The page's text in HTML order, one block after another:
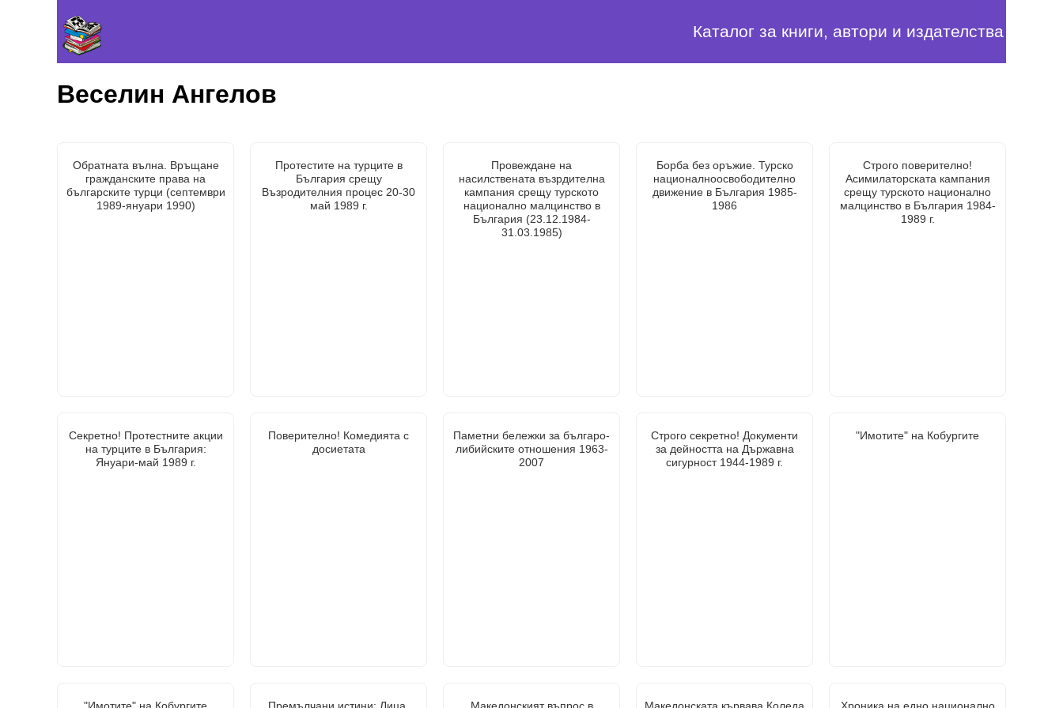
Каталог за книги, автори и издателства
Веселин Ангелов
Обратната вълна. Връщане
гражданските права на
българските турци (септември
1989-януари 1990)
Протестите на турците в
България срещу
Възродителния процес 20-30
май 1989 г.
Провеждане на
насилствената възрдителна
кампания срещу турското
национално малцинство в
България (23.12.1984-
31.03.1985)
Борба без оръжие. Турско
националноосвободително
движение в България 1985-
1986
Строго поверително!
Асимилаторската кампания
срещу турското национално
малцинство в България 1984-
1989 г.
Секретно! Протестните акции
на турците в България:
Януари-май 1989 г.
Поверително! Комедията с
досиетата
Паметни бележки за българо-
либийските отношения 1963-
2007
Строго секретно! Документи
за дейността на Държавна
сигурност 1944-1989 г.
"Имотите" на Кобургите